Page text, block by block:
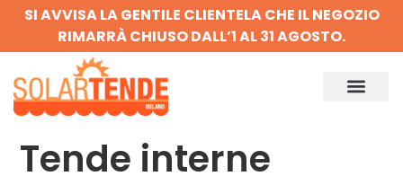
SI AVVISA LA GENTILE CLIENTELA CHE IL NEGOZIO
RIMARRÀ CHIUSO DALL’1 AL 31 AGOSTO.
Tende interne